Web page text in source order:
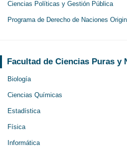
Ciencias Políticas y Gestión Pública
Programa de Derecho de Naciones
Facultad de Ciencias Puras y
Biología
Ciencias Químicas
Estadística
Física
Informática